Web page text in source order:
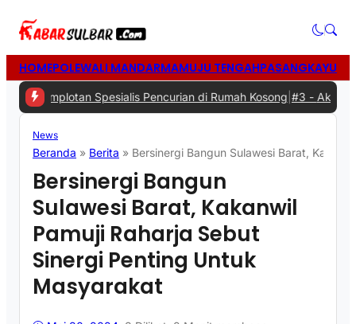
HOMEPOLEWALI MANDARMAMUJU TENGAHPASANGKAYU
Spesialis Pencurian di Rumah Kosong|#3 -Aksi Gotong
News
Beranda » Berita » Bersinergi Bangun Sulawesi Barat,
Bersinergi Bangun
Sulawesi Barat, Kakanwil
Pamuji Raharja Sebut
Sinergi Penting Untuk
Masyarakat